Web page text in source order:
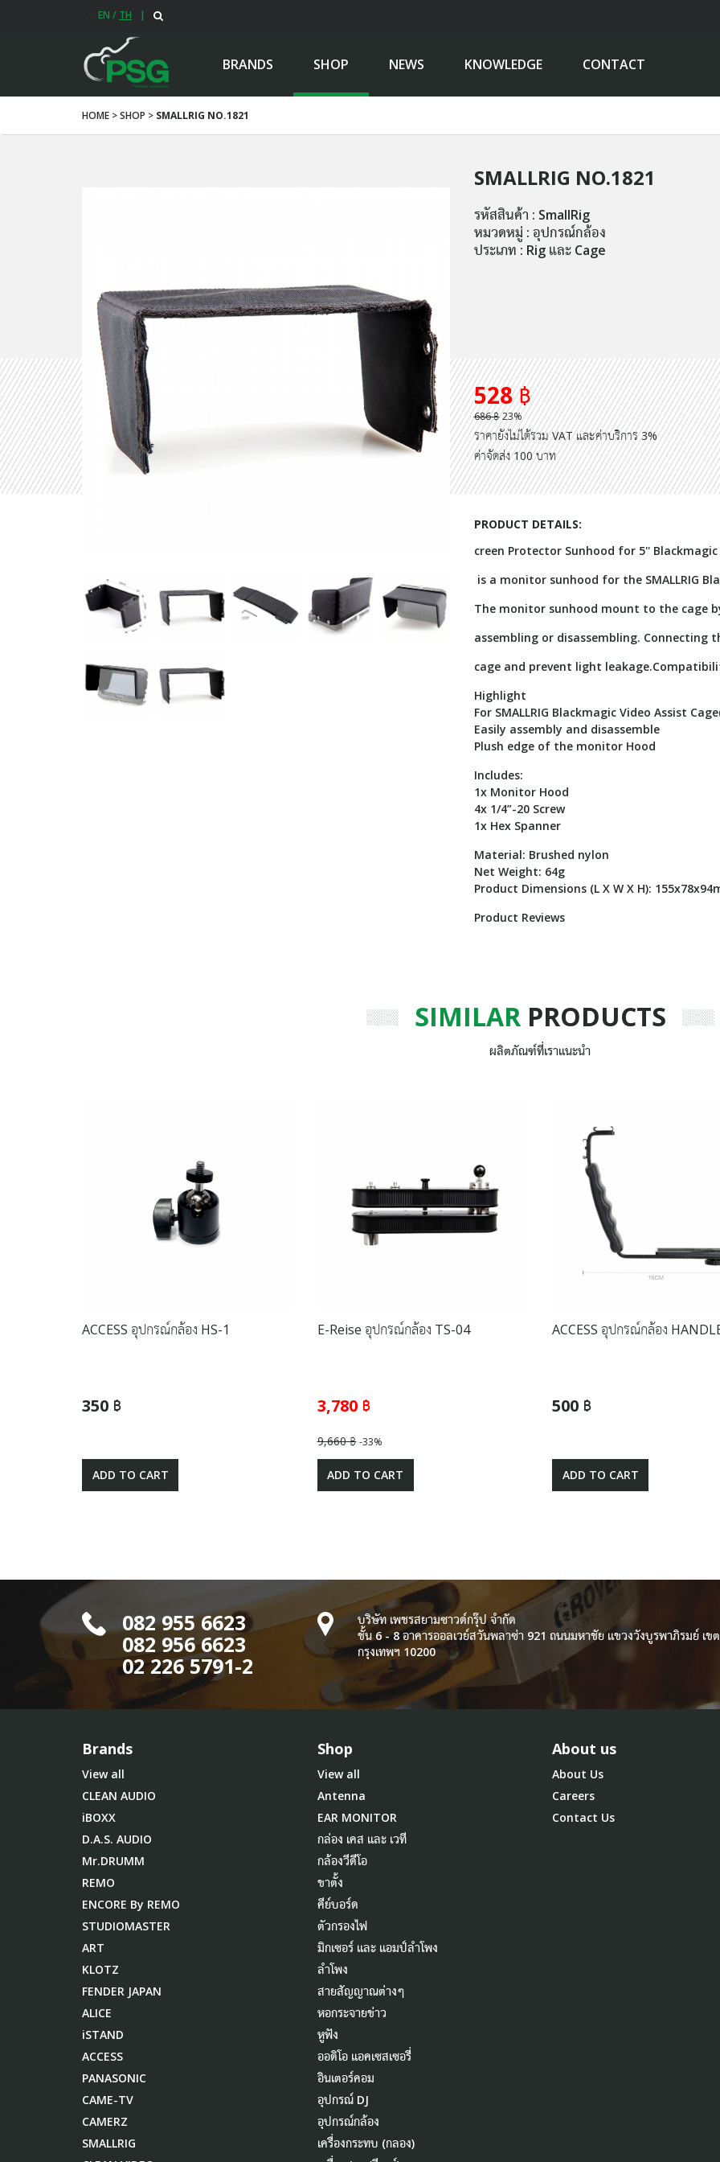
EN / TH |
BRANDS SHOP NEWS KNOWLEDGE CONTACT
HOME > SHOP > SMALLRIG NO.1821
SMALLRIG NO.1821
รหัสสินค้า : SmallRig
หมวดหมู่ : อุปกรณ์กล้อง
ประเภท : Rig และ Cage
528 ฿
686 ฿23%
ราคายังไม่ได้รวม VAT และค่าบริการ 3%
ค่าจัดส่ง 100 บาท
PRODUCT DETAILS:
creen Protector Sunhood for 5''
is a monitor sunhood for the SMALLRIG
The monitor sunhood mount to the cage
assembling or disassembling.
cage and prevent light
Highlight
For SMALLRIG Blackmagic Video Assist
Easily assembly and disassemble
Plush edge of the monitor Hood
Includes:
1x Monitor Hood
4x 1/4”-20 Screw
1x Hex Spanner
Material: Brushed nylon
Net Weight: 64g
Product Dimensions (L X W X H):
Product Reviews
SIMILARPRODUCTS
ผลิตภัณฑ์ที่เราแนะนำ
ACCESS อุปกรณ์กล้อง HS-1
350 ฿
ADD TO CART
E-Reise อุปกรณ์กล้อง TS-04
3,780 ฿
9,660 ฿-33%
ADD TO CART
ACCESS อุปกรณ์กล้อง
500 ฿
ADD TO CART
082 955 6623
082 956 6623
02 226 5791-2
บริษัท เพชรสยามซาวด์กรุ๊ป จำกัด
ชั้น 6 - 8 อาคารออลเวย์สวันพลาซ่า 921 ถนนมหาชัย แขวงวังบูรพาภิรมย์ เข
กรุงเทพฯ 10200
Brands
View all
CLEAN AUDIO
iBOXX
D.A.S. AUDIO
Mr.DRUMM
REMO
ENCORE By REMO
STUDIOMASTER
ART
KLOTZ
FENDER JAPAN
ALICE
iSTAND
ACCESS
PANASONIC
CAME-TV
CAMERZ
SMALLRIG
Shop
View all
Antenna
EAR MONITOR
กล่อง เคส และ เวที
กล้องวีดีโอ
ขาตั้ง
คีย์บอร์ด
ตัวกรองไฟ
มิกเซอร์ และ แอมป์ลำโพง
ลำโพง
สายสัญญาณต่างๆ
หอกระจายข่าว
หูฟัง
ออดิโอ แอคเซสเซอรี่
อินเตอร์คอม
อุปกรณ์ DJ
อุปกรณ์กล้อง
เครื่องกระทบ (กลอง)
About us
About Us
Careers
Contact Us